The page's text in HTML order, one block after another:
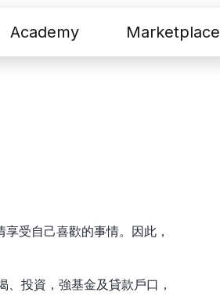
Academy Marketplace
受自己喜歡的事情。因此，
投資，強基金及貸款戶口，